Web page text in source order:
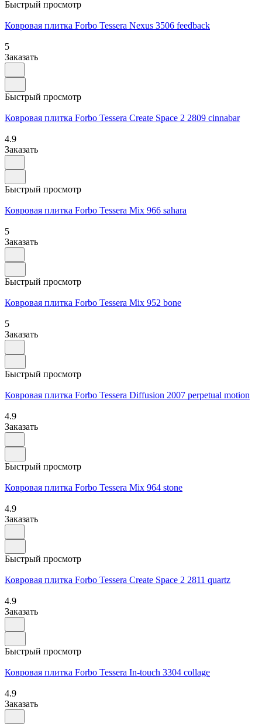
Быстрый просмотр
Ковровая плитка Forbo Tessera Nexus 3506 feedback
5
Заказать
Быстрый просмотр
Ковровая плитка Forbo Tessera Create Space 2 2809 cinnabar
4.9
Заказать
Быстрый просмотр
Ковровая плитка Forbo Tessera Mix 966 sahara
5
Заказать
Быстрый просмотр
Ковровая плитка Forbo Tessera Mix 952 bone
5
Заказать
Быстрый просмотр
Ковровая плитка Forbo Tessera Diffusion 2007 perpetual motion
4.9
Заказать
Быстрый просмотр
Ковровая плитка Forbo Tessera Mix 964 stone
4.9
Заказать
Быстрый просмотр
Ковровая плитка Forbo Tessera Create Space 2 2811 quartz
4.9
Заказать
Быстрый просмотр
Ковровая плитка Forbo Tessera In-touch 3304 collage
4.9
Заказать